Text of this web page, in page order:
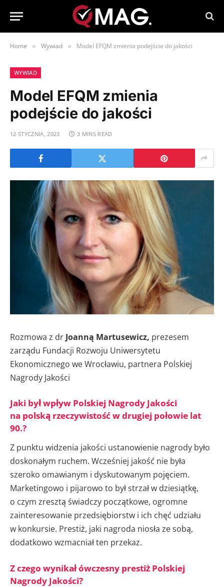
Home » Wywiad » Model EFQM zmienia podejście do jakości
WYWIAD
Model EFQM zmienia
podejście do jakości
12 STYCZNIA, 2023 3 MINS READ
Rozmowa z dr Joanną Martusewicz, prezesem
zarządu Fundacji Rozwoju Uniwersytetu
Ekonomicznego we Wrocławiu, partnera Polskiej
Nagrody Jakości
Jaki był wpływ Polskiej Nagrody Jakości
na polską rzeczywistość w drugiej połowie lat
90.?
Z punktu widzenia jakości ustanowienie nagrody było
doskonałym ruchem. Wcześniej jakość nie była
szeroko omawianym i dyskutowanym pojęciem.
Marketingowo i pijarowo to był strzał w dziesiątkę,
o czym zresztą świadczy początkowe, ogromne
zainteresowanie przedsiębiorstw i ich chęć udziału
w konkursie. Prestiż, jaki nagroda niosła ze sobą,
dodatkowo wzmacniał ten przekaz.
Z czego wynikał ówczesny prestiż Polskiej
Nagrody Jakości?